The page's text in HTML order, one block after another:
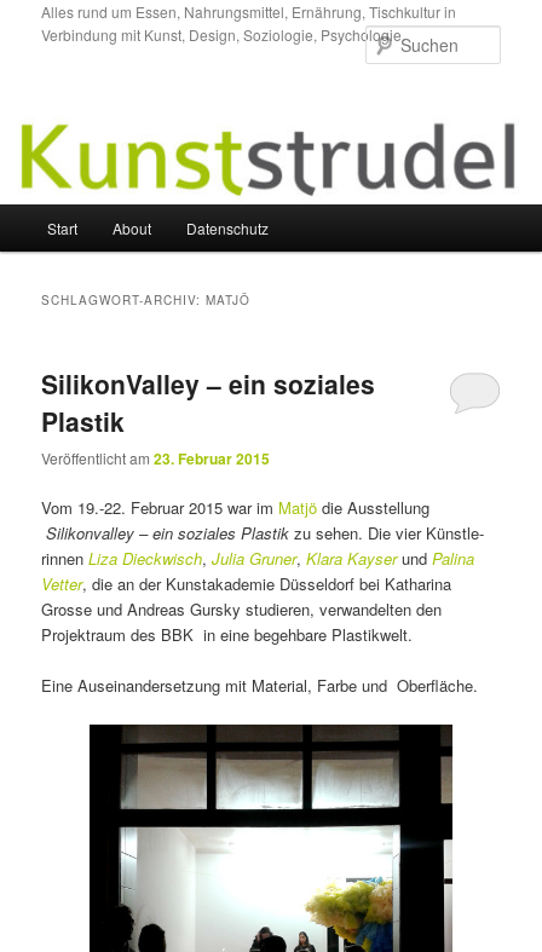
primären
sekundären
Alles rund um Essen, Nahrungsmittel, Ernährung, Tischkultur in
Verbindung mit Kunst, Design, Soziologie, Psychologie.
Start About Datenschutz
SCHLAGWORT-ARCHIV:MATJÖ
SilikonValley – ein soziales
Plastik
Veröffentlicht am23. Februar 2015
Vom 19.-22. Februar 2015 war im Matjö die Ausstellung
Silikonvalley – ein soziales Plastik zu sehen. Die vier Künst­le­
rinnenLiza Dieck­wisch,Julia Gruner,Klara KayserundPalina
Vetter, die an der Kunst­aka­demie Düsseldorf bei Katharina
Grosse und Andreas Gursky studieren, verwandelten den
Projektraum des BBK in eine begehbare Plastikwelt.
Eine Auseinandersetzung mit Material, Farbe und Oberfläche.